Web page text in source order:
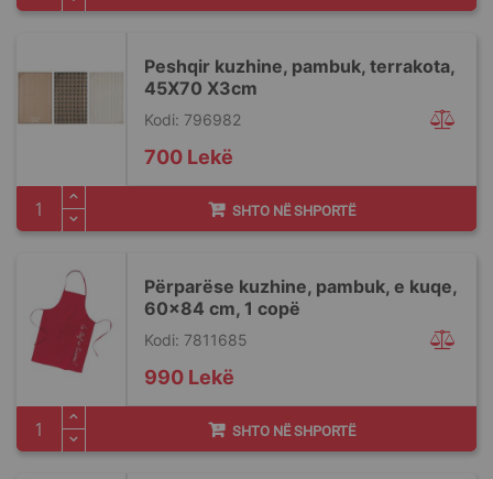
Peshqir kuzhine, pambuk, terrakota,
45X70 X3cm
Kodi: 796982
700 Lekë
SHTO NË SHPORTË
Përparëse kuzhine, pambuk, e kuqe,
60x84 cm, 1 copë
Kodi: 7811685
990 Lekë
SHTO NË SHPORTË